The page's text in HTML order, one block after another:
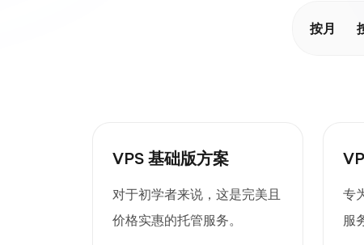
按月
VPS 基础版方案
对于初学者来说，这是完美且
价格实惠的托管服务。
专
服